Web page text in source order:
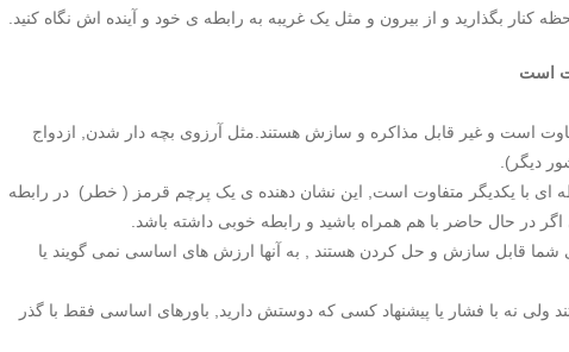
کنار بگذارید و از بیرون و مثل یک غریبه به رابطه ی خود و آینده اش نگاه کنید.
است و غیر قابل مذاکره و سازش هستند.مثل آرزوی بچه دار شدن, ازدواج
دیگر).
ای با یکدیگر متفاوت است, این نشان دهنده ی یک پرچم قرمز ( خطر) در رابطه
در حال حاضر با هم همراه باشید و رابطه خوبی داشته باشد.
شما قابل سازش و حل کردن هستند , به آنها ارزش های اساسی نمی گویند یا
ولی نه با فشار یا پیشنهاد کسی که دوستش دارید, باورهای اساسی فقط با گذر